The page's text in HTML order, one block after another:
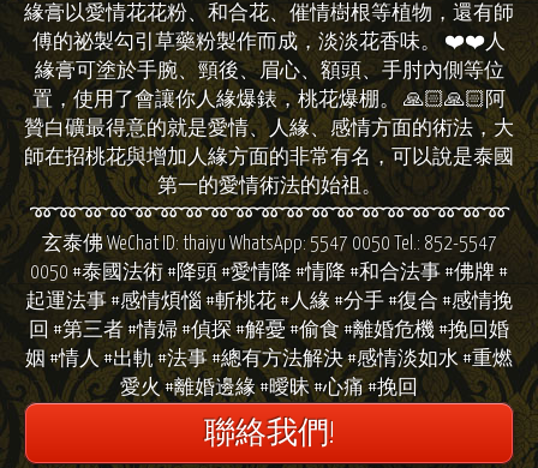
緣膏以愛情花花粉、和合花、催情樹根等植物，還有師
傅的祕製勾引草藥粉製作而成，淡淡花香味。 ❤️❤️人
緣膏可塗於手腕、頸後、眉心、額頭、手肘內側等位
置，使用了會讓你人緣爆錶，桃花爆棚。 🙏🏻🙏🏻阿
贊白礦最得意的就是愛情、人緣、感情方面的術法，大
師在招桃花與增加人緣方面的非常有名，可以說是泰國
第一的愛情術法的始祖。
➿➿➿➿➿➿➿➿➿➿➿➿➿➿➿➿➿➿➿
玄泰佛 WeChat ID: thaiyu WhatsApp: 5547 0050 Tel.: 852-5547
0050 #泰國法術 #降頭 #愛情降 #情降 #和合法事 #佛牌 #
起運法事 #感情煩惱 #斬桃花 #人緣 #分手 #復合 #感情挽
回 #第三者 #情婦 #偵探 #解憂 #偷食 #離婚危機 #挽回婚
姻 #情人 #出軌 #法事 #總有方法解決 #感情淡如水 #重燃
愛火 #離婚邊緣 #曖昧 #心痛 #挽回
聯絡我們!